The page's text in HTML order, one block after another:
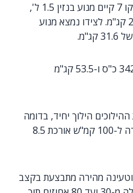
בגרסה ההיברידית של דגם הג'אקו 7 קיים מנוע בנזין 1.5 ל',
הספקו 143 כ"ס והמומנט – 21.9 קג"מ. לצידו נמצא מנוע
יחד, ההספק המשולב עומד על 342 כ"ס ו-53.5 קג"מ
הילוך יחיד, בדומה
לרכב כל-חשמלי; התאוצה מעמידה ל-100 קמ"ש אורכת 8.5
18.3 קווט"ש, וטעינה מהירה מתבצעת בקצב